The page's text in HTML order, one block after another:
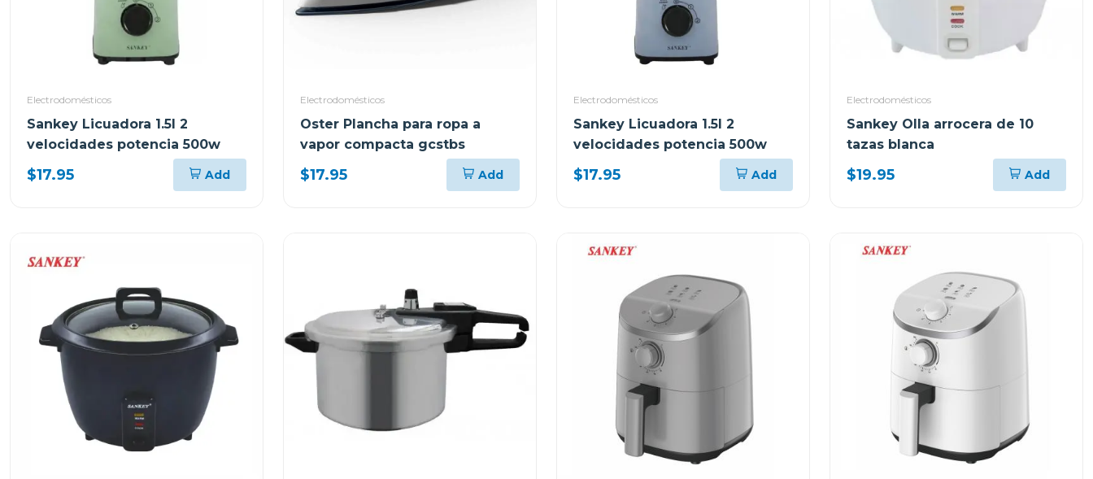
Electrodomésticos
Sankey Licuadora 1.5l 2
velocidades potencia 500w
$17.95 Add
Electrodomésticos
Oster Plancha para ropa a
vapor compacta gcstbs
$17.95 Add
Electrodomésticos
Sankey Licuadora 1.5l 2
velocidades potencia 500w
$17.95 Add
Electrodomésticos
Sankey Olla arrocera de 10
tazas blanca
$19.95 Add